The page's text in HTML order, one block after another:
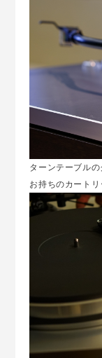
ターンテーブル
お持ちのカート